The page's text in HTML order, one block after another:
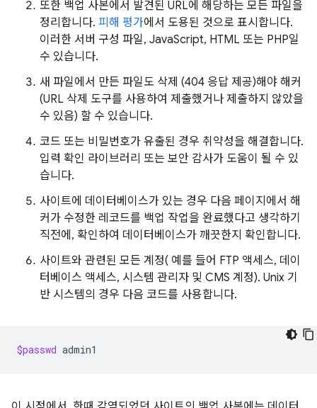
또한 백업 사본에서 발견된 URL에 해당하는 모든 파일을
정리합니다. 피해 평가에서 도용된 것으로 표시합니다.
이러한 서버 구성 파일, JavaScript, HTML 또는 PHP일
수 있습니다.
새 파일에서 만든 파일도 삭제 (404 응답 제공)해야 해커
(URL 삭제 도구를 사용하여 제출했거나 제출하지 않았을
수 있음) 할 수 있습니다.
코드 또는 비밀번호가 유출된 경우 취약성을 해결합니다.
입력 확인 라이브러리 또는 보안 감사가 도움이 될 수 있
습니다.
사이트에 데이터베이스가 있는 경우 다음 페이지에서 해
커가 수정한 레코드를 백업 작업을 완료했다고 생각하기
직전에, 확인하여 데이터베이스가 깨끗한지 확인합니다.
사이트와 관련된 모든 계정( 예를 들어 FTP 액세스, 데이
터베이스 액세스, 시스템 관리자 및 CMS 계정). Unix 기
반 시스템의 경우 다음 코드를 사용합니다.
$passwd